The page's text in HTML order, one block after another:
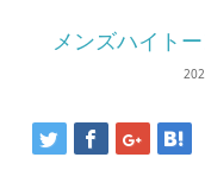
メンズハイト